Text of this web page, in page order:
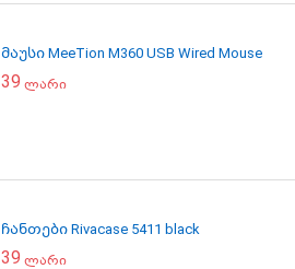
მაუსი MeeTion M360 USB Wired Mouse
39 ლარი
ჩანთები Rivacase 5411 black
39 ლარი